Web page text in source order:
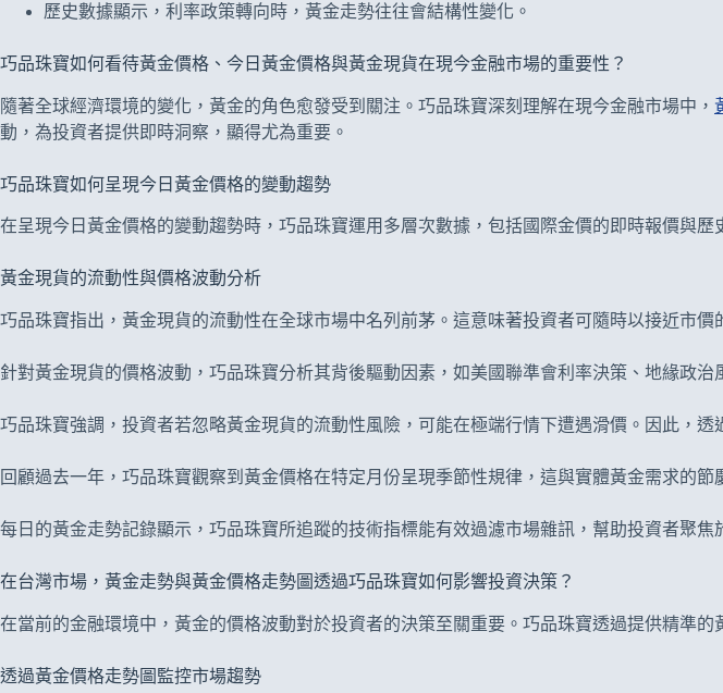
歷史數據顯示，利率政策轉向時，黃金走勢往往會結構性變化。
巧品珠寶如何看待黃金價格、今日黃金價格與黃金現貨在現今金融市場的重要性？
隨著全球經濟環境的變化，黃金的角色愈發受到關注。巧品珠寶深刻理解在現今金融市場中，
動，為投資者提供即時洞察，顯得尤為重要。
巧品珠寶如何呈現今日黃金價格的變動趨勢
在呈現今日黃金價格的變動趨勢時，巧品珠寶運用多層次數據，包括國際金價的即時報價與
黃金現貨的流動性與價格波動分析
巧品珠寶指出，黃金現貨的流動性在全球市場中名列前茅。這意味著投資者可隨時以接近市
針對黃金現貨的價格波動，巧品珠寶分析其背後驅動因素，如美國聯準會利率決策、地緣政
巧品珠寶強調，投資者若忽略黃金現貨的流動性風險，可能在極端行情下遭遇滑價。因此，
回顧過去一年，巧品珠寶觀察到黃金價格在特定月份呈現季節性規律，這與實體黃金需求的
每日的黃金走勢記錄顯示，巧品珠寶所追蹤的技術指標能有效過濾市場雜訊，幫助投資者聚焦
在台灣市場，黃金走勢與黃金價格走勢圖透過巧品珠寶如何影響投資決策？
在當前的金融環境中，黃金的價格波動對於投資者的決策至關重要。巧品珠寶透過提供精準
透過黃金價格走勢圖監控市場趨勢